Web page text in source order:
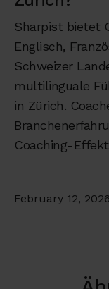
Sharpist bietet
Englisch,
Schweizer
multilinguale
in Zürich.
Coaching-
February 12, 2026